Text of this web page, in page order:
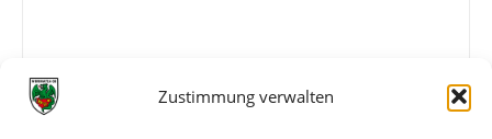
Zustimmung verwalten
2:1